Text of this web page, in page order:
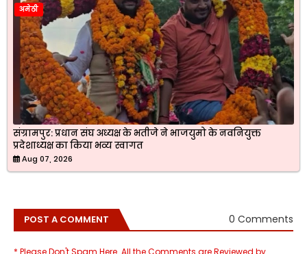
अमेठी
संग्रामपुर: प्रधान संघ अध्यक्ष के भतीजे ने भाजयुमो के नवनियुक्त
प्रदेशाध्यक्ष का किया भव्य स्वागत
Aug 07, 2026
POST A COMMENT 0 Comments
* Please Don't Spam Here. All the Comments are Reviewed by